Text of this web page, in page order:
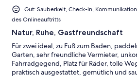
Gut: Sauberkeit, Check-in,
des Onlineauftritts
Natur, Ruhe, Gastfreundschaft
Für zwei ideal, zu Fuß zum Baden,
Garten, sehr freundliche Vermieter,
Fahrradgegend, Platz für Räder, tolle
praktisch ausgestattet, gemütlich und